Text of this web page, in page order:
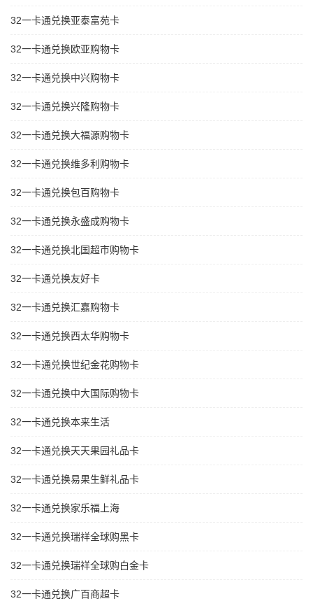
32一卡通兑换亚泰富苑卡
32一卡通兑换欧亚购物卡
32一卡通兑换中兴购物卡
32一卡通兑换兴隆购物卡
32一卡通兑换大福源购物卡
32一卡通兑换维多利购物卡
32一卡通兑换包百购物卡
32一卡通兑换永盛成购物卡
32一卡通兑换北国超市购物卡
32一卡通兑换友好卡
32一卡通兑换汇嘉购物卡
32一卡通兑换西太华购物卡
32一卡通兑换世纪金花购物卡
32一卡通兑换中大国际购物卡
32一卡通兑换本来生活
32一卡通兑换天天果园礼品卡
32一卡通兑换易果生鲜礼品卡
32一卡通兑换家乐福上海
32一卡通兑换瑞祥全球购黑卡
32一卡通兑换瑞祥全球购白金卡
32一卡通兑换广百商超卡